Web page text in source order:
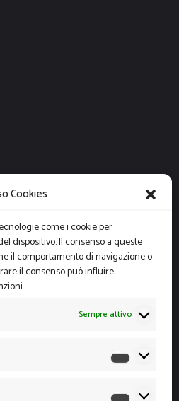
Cookies
come i cookie per
dispositivo. Il consenso a queste
il comportamento di navigazione o
il consenso può influire
Sempre attivo